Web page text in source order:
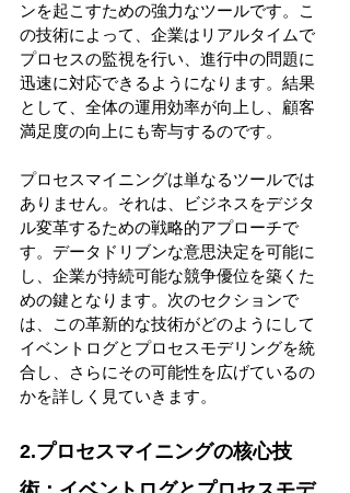
ンを起こすための強力なツールです。こ
の技術によって、企業はリアルタイムで
プロセスの監視を行い、進行中の問題に
迅速に対応できるようになります。結果
として、全体の運用効率が向上し、顧客
満足度の向上にも寄与するのです。
プロセスマイニングは単なるツールでは
ありません。それは、ビジネスをデジタ
ル変革するための戦略的アプローチで
す。データドリブンな意思決定を可能に
し、企業が持続可能な競争優位を築くた
めの鍵となります。次のセクションで
は、この革新的な技術がどのようにして
イベントログとプロセスモデリングを統
合し、さらにその可能性を広げているの
かを詳しく見ていきます。
2.プロセスマイニングの核心技